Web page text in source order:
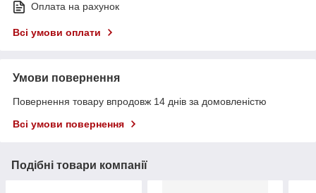
Оплата на рахунок
Всі умови оплати
Умови повернення
Повернення товару впродовж 14 днів за домовленістю
Всі умови повернення
Подібні товари компанії